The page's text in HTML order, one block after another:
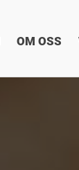
OM OSS